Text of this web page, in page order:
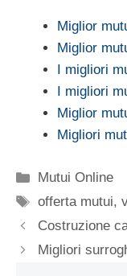
Miglior
Miglior
I migliori
I migliori
Miglior
Migliori
Categorie
Mutui Online
Tag
offerta mutui,
Costruzione
Migliori